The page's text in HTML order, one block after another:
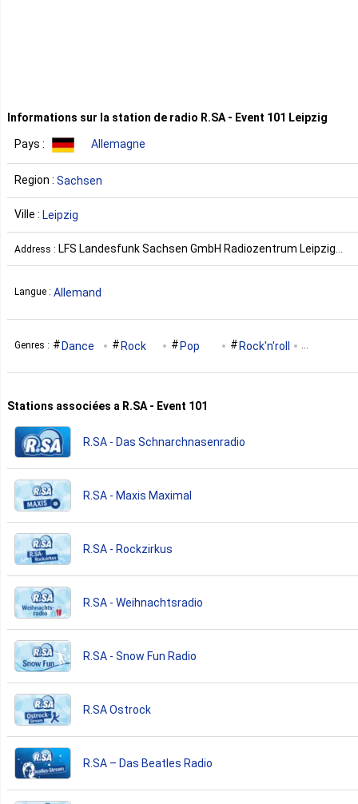
Informations sur la station de radio R.SA - Event 101 Leipzig
Pays : Allemagne
Region : Sachsen
Ville : Leipzig
Address : LFS Landesfunk Sachsen GmbH Radiozentrum Leipzig
Thomasgasse 2 04109 Leipzig Allemagne
Langue : Allemand
Genres : Dance Rock Pop Rock'n'roll
80S
60S 50S Adult Contemporary
Heavy Rock
Stations associées a R.SA - Event 101
R.SA - Das Schnarchnasenradio
R.SA - Maxis Maximal
R.SA - Rockzirkus
R.SA - Weihnachtsradio
R.SA - Snow Fun Radio
R.SA Ostrock
R.SA – Das Beatles Radio